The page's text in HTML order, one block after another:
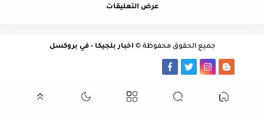
عرض التعليقات
جميع الحقوق محفوظة © اخبار بلجيكا - في بروكسل